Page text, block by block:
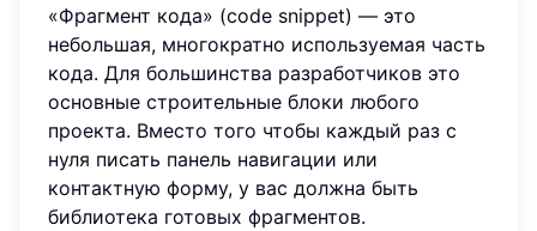
«Фрагмент кода» (code snippet) — это
небольшая, многократно используемая часть
кода. Для большинства разработчиков это
основные строительные блоки любого
проекта. Вместо того чтобы каждый раз с
нуля писать панель навигации или
контактную форму, у вас должна быть
библиотека готовых фрагментов.